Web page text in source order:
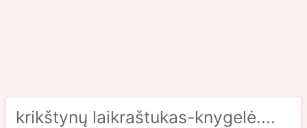
krikštynų laikraštukas-knygelė....